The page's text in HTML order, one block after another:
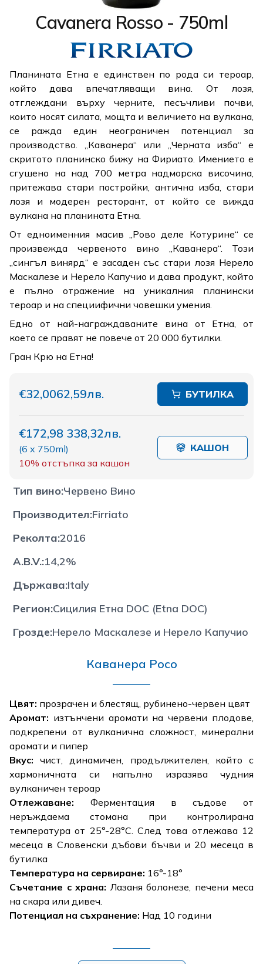
Cavanera Rosso - 750ml
Планината Етна е единствен по рода си тероар,
който дава впечатляващи вина. От лозя,
отглеждани върху черните, песъчливи почви,
които носят силата, мощта и величието на вулкана,
се ражда един неограничен потенциал за
производство. „Каванера“ или „Черната изба“ е
скритото планинско бижу на Фириато. Имението е
сгушено на над 700 метра надморска височина,
притежава стари постройки, антична изба, стари
лозя и модерен ресторант, от който се вижда
вулкана на планината Етна.
От едноименния масив „Рово деле Котурине“ се
произвежда червеното вино „Каванера“. Този
„сингъл винярд“ е засаден със стари лозя Нерело
Маскалезе и Нерело Капучио и дава продукт, който
е пълно отражение на уникалния планински
тероар и на специифични човешки умения.
Едно от най-награждаваните вина от Етна, от
което се правят не повече от 20 000 бутилки.
Гран Крю на Етна!
€32,0062,59лв. БУТИЛКА
€172,98 338,32лв.
(6 x 750ml)
10% отстъпка за кашон
КАШОН
Тип вино:Червено Вино
Производител:Firriato
Реколта:2016
A.B.V.:14,2%
Държава:Italy
Регион:Сицилия Етна DOC (Etna DOC)
Грозде:Нерело Маскалезе и Нерело Капучио
Каванера Росо
Цвят: прозрачен и блестящ, рубинено-червен цвят
Аромат: изтънчени аромати на червени плодове,
подкрепени от вулканична сложност, минерални
аромати и пипер
Вкус: чист, динамичен, продължителен, който с
хармоничната си напълно изразява чудния
вулканичен тероар
Отлежаване: Ферментация в съдове от
неръждаема стомана при контролирана
температура от 25°-28°C. След това отлежава 12
месеца в Словенски дъбови бъчви и 20 месеца в
бутилка
Температура на сервиране: 16°-18°
Съчетание с храна: Лазаня болонезе, печени меса
на скара или дивеч.
Потенциал на съхранение: Над 10 години